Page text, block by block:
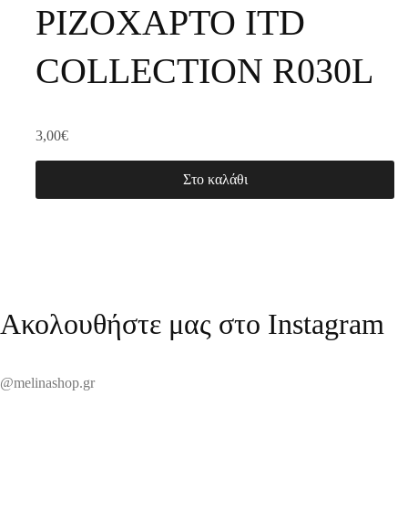
ΡΙΖΟΧΑΡΤΟ ITD
COLLECTION R030L
3,00€
Στο καλάθι
Ακολουθήστε μας στο Instagram
@melinashop.gr